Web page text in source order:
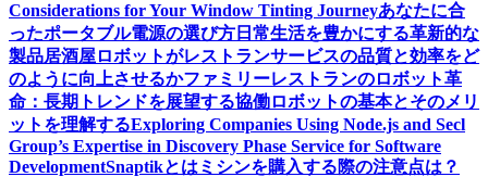
Considerations for Your Window Tinting Journeyあなたに合
ったポータブル電源の選び方 日常生活を豊かにする革新的な
製品居酒屋ロボットがレストランサービスの品質と効率をど
のように向上させるかファミリーレストランのロボット革
命：長期トレンドを展望する協働ロボットの基本とそのメリ
ットを理解するExploring Companies Using Node.js and Secl
Group’s Expertise in Discovery Phase Service for Software
DevelopmentSnaptikとは ミシンを購入する際の注意点は？